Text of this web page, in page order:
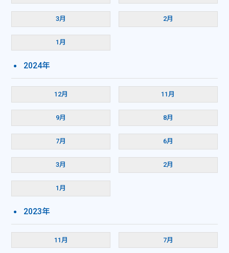
3月 2月
1月
2024年
12月 11月
9月 8月
7月 6月
3月 2月
1月
2023年
11月 7月